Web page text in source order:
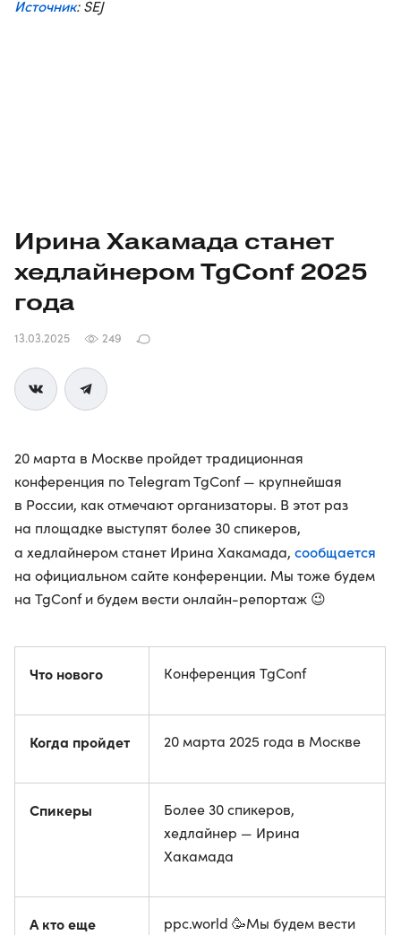
Источник: SEJ
Ирина Хакамада станет
хедлайнером TgConf 2025
года
13.03.2025 249
20 марта в Москве пройдет традиционная
конференция по Telegram TgConf — крупнейшая
в России, как отмечают организаторы. В этот раз
на площадке выступят более 30 спикеров,
а хедлайнером станет Ирина Хакамада, сообщается
на официальном сайте конференции. Мы тоже будем
на TgConf и будем вести онлайн-репортаж 😉
Что нового Конференция TgConf
Когда пройдет 20 марта 2025 года в Москве
Спикеры
Более 30 спикеров,
хедлайнер — Ирина
Хакамада
А кто еще
ppc.world 🥳Мы будем вести